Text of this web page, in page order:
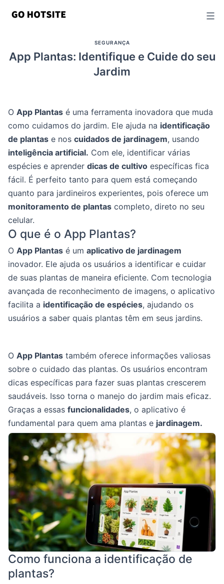
conteúdo
SEGURANÇA
App Plantas: Identifique e Cuide do seu
Jardim
O App Plantas é uma ferramenta inovadora que muda
como cuidamos do jardim. Ele ajuda na identificação
de plantas e nos cuidados de jardinagem, usando
inteligência artificial. Com ele, identificar várias
espécies e aprender dicas de cultivo específicas fica
fácil. É perfeito tanto para quem está começando
quanto para jardineiros experientes, pois oferece um
monitoramento de plantas completo, direto no seu
celular.
O que é o App Plantas?
O App Plantas é um aplicativo de jardinagem
inovador. Ele ajuda os usuários a identificar e cuidar
de suas plantas de maneira eficiente. Com tecnologia
avançada de reconhecimento de imagens, o aplicativo
facilita a identificação de espécies, ajudando os
usuários a saber quais plantas têm em seus jardins.
O App Plantas também oferece informações valiosas
sobre o cuidado das plantas. Os usuários encontram
dicas específicas para fazer suas plantas crescerem
saudáveis. Isso torna o manejo do jardim mais eficaz.
Graças a essas funcionalidades, o aplicativo é
fundamental para quem ama plantas e jardinagem.
Como funciona a identificação de
plantas?